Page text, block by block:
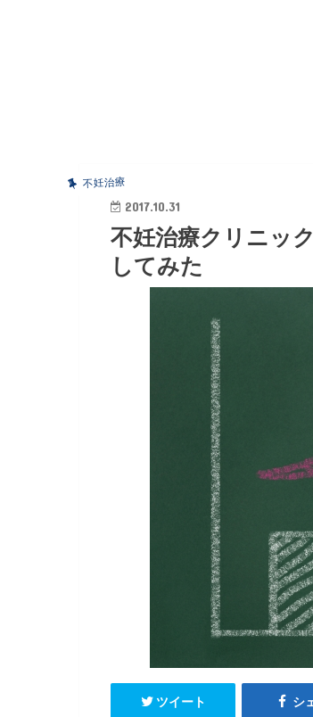
不妊治療
2017.10.31
不妊治療クリニッ
してみた
ツイート シ